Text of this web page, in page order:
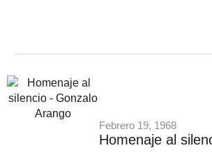
Febrero 19, 1968
Homenaje al